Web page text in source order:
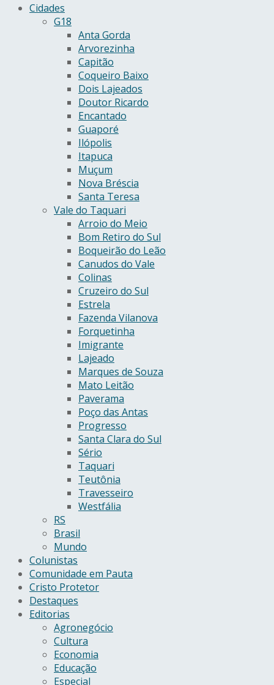
Cidades
G18
Anta Gorda
Arvorezinha
Capitão
Coqueiro Baixo
Dois Lajeados
Doutor Ricardo
Encantado
Guaporé
Ilópolis
Itapuca
Muçum
Nova Bréscia
Santa Teresa
Vale do Taquari
Arroio do Meio
Bom Retiro do Sul
Boqueirão do Leão
Canudos do Vale
Colinas
Cruzeiro do Sul
Estrela
Fazenda Vilanova
Forquetinha
Imigrante
Lajeado
Marques de Souza
Mato Leitão
Paverama
Poço das Antas
Progresso
Santa Clara do Sul
Sério
Taquari
Teutônia
Travesseiro
Westfália
RS
Brasil
Mundo
Colunistas
Comunidade em Pauta
Cristo Protetor
Destaques
Editorias
Agronegócio
Cultura
Economia
Educação
Especial